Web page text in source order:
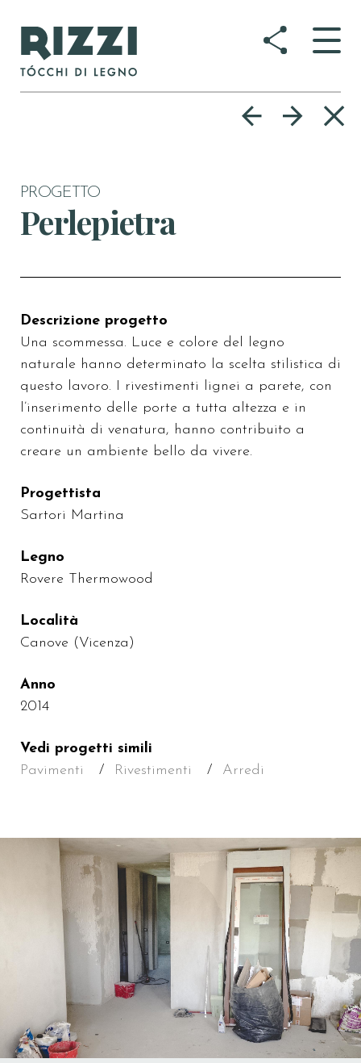
PROGETTO
Perlepietra
Descrizione progetto
Una scommessa. Luce e colore del legno
naturale hanno determinato la scelta stilistica di
questo lavoro. I rivestimenti lignei a parete, con
l’inserimento delle porte a tutta altezza e in
continuità di venatura, hanno contribuito a
creare un ambiente bello da vivere.
Progettista
Sartori Martina
Legno
Rovere Thermowood
Località
Canove (Vicenza)
Anno
2014
Vedi progetti simili
Pavimenti
Rivestimenti Arredi